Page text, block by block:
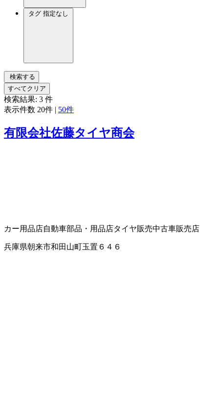
タグ 指定なし
検索する
すべてクリア
検索結果: 3 件
表示件数 20件 | 50件
有限会社佐藤タイヤ商会
カー用品店自動車部品・用品店タイヤ販売中古車販売店
兵庫県朝来市和田山町玉置６４６